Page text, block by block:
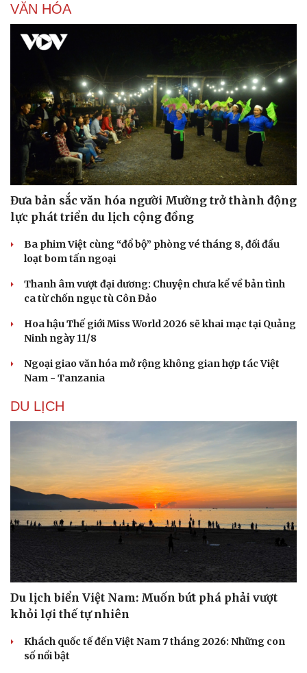
Sức khỏe
Dinh dưỡng - món ngon
Sản phụ khoa
Nhi khoa
Nam khoa
Làm đẹp - giảm cân
Ăn sạch sống khỏe
Đời sống
Tình yêu - Gia đình
VĂN HÓA
Đưa bản sắc văn hóa người Mường trở thành động
lực phát triển du lịch cộng đồng
Ba phim Việt cùng “đổ bộ” phòng vé tháng 8, đối đầu
loạt bom tấn ngoại
Thanh âm vượt đại dương: Chuyện chưa kể về bản tình
ca từ chốn ngục tù Côn Đảo
Hoa hậu Thế giới Miss World 2026 sẽ khai mạc tại Quảng
Ninh ngày 11/8
Ngoại giao văn hóa mở rộng không gian hợp tác Việt
Nam - Tanzania
DU LỊCH
Du lịch biển Việt Nam: Muốn bứt phá phải vượt
khỏi lợi thế tự nhiên
Khách quốc tế đến Việt Nam 7 tháng 2026: Những con
số nổi bật